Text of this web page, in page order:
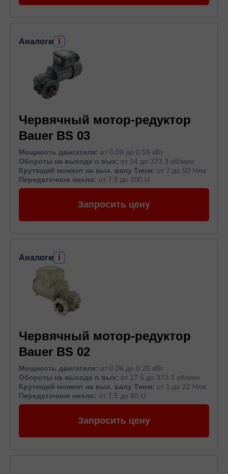
Аналоги i
Червячный мотор-редуктор
Bauer BS 03
Мощность двигателя: от 0.09 до 0.55 кВт
Обороты на выходе n вых: от 14 до 373.3 об/мин
Крутящий момент на вых. валу Тном: от 7 до 50 Нхм
Передаточное число: от 7.5 до 100 U
Запросить цену
Аналоги i
Червячный мотор-редуктор
Bauer BS 02
Мощность двигателя: от 0.06 до 0.25 кВт
Обороты на выходе n вых: от 17.5 до 373.3 об/мин
Крутящий момент на вых. валу Тном: от 1 до 22 Нхм
Передаточное число: от 7.5 до 80 U
Запросить цену